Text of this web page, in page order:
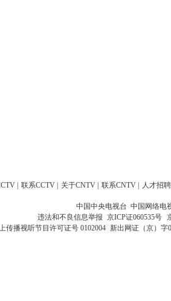
联系CCTV 关于CNTV 联系CNTV 人才招聘
中国中央电视台 中国网络电
违法和不良信息举报 京ICP证060535号
传播视听节目许可证号 0102004 新出网证（京）